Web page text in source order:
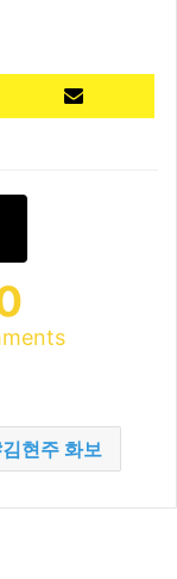
김현주 화보